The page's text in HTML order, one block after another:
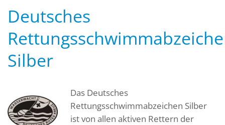
Deutsches
Silber
Das Deutsches
Rettungsschwimmabzeichen Silber
ist von allen aktiven Rettern der